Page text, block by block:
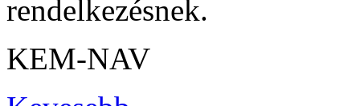
rendelkezésnek.
KEM-NAV